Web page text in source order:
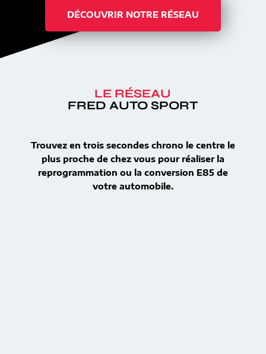
DÉCOUVRIR NOTRE RÉSEAU
LE RÉSEAU
FRED AUTO SPORT
Trouvez en trois secondes chrono le centre le
plus proche de chez vous pour réaliser la
reprogrammation ou la conversion E85 de
votre automobile.